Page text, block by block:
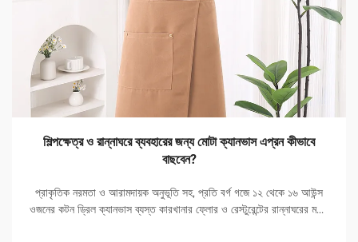
শিল্পক্ষেত্র ও রান্নাঘরে ব্যবহারের জন্য মোটা ক্যানভাস এপ্রন কীভাবে
বাছবেন?
প্রাকৃতিক নরমতা ও আরামদায়ক অনুভূতি সহ, প্রতি বর্গ গজে ১২ থেকে ১৬ আউন্স
ওজনের কটন ড্রিল ক্যানভাস ব্যস্ত কারখানার ফ্লোর ও রেস্টুরেন্টের রান্নাঘরের মতো